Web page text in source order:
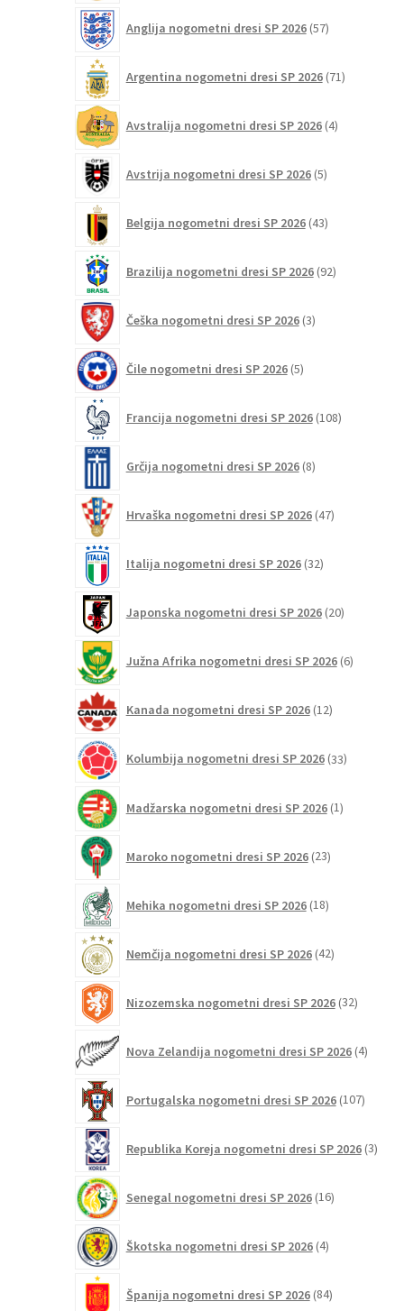
Anglija nogometni dresi SP 2026 57izdelkov
Argentina nogometni dresi SP 2026 71izdelkov
Avstralija nogometni dresi SP 2026 4izdelki
Avstrija nogometni dresi SP 2026 5izdelkov
Belgija nogometni dresi SP 2026 43izdelkov
Brazilija nogometni dresi SP 2026 92izdelkov
Češka nogometni dresi SP 2026 3izdelki
Čile nogometni dresi SP 2026 5izdelkov
Francija nogometni dresi SP 2026 108izdelkov
Grčija nogometni dresi SP 2026 8izdelkov
Hrvaška nogometni dresi SP 2026 47izdelkov
Italija nogometni dresi SP 2026 32izdelkov
Japonska nogometni dresi SP 2026 20izdelkov
Južna Afrika nogometni dresi SP 2026 6izdelkov
Kanada nogometni dresi SP 2026 12izdelkov
Kolumbija nogometni dresi SP 2026 33izdelkov
Madžarska nogometni dresi SP 2026 1izdelek
Maroko nogometni dresi SP 2026 23izdelkov
Mehika nogometni dresi SP 2026 18izdelkov
Nemčija nogometni dresi SP 2026 42izdelkov
Nizozemska nogometni dresi SP 2026 32izdelkov
Nova Zelandija nogometni dresi SP 2026 4izdelki
Portugalska nogometni dresi SP 2026 107
Republika Koreja nogometni dresi SP 2026 3
Senegal nogometni dresi SP 2026 16izdelkov
Škotska nogometni dresi SP 2026 4izdelki
Španija nogometni dresi SP 2026 84izdelkov